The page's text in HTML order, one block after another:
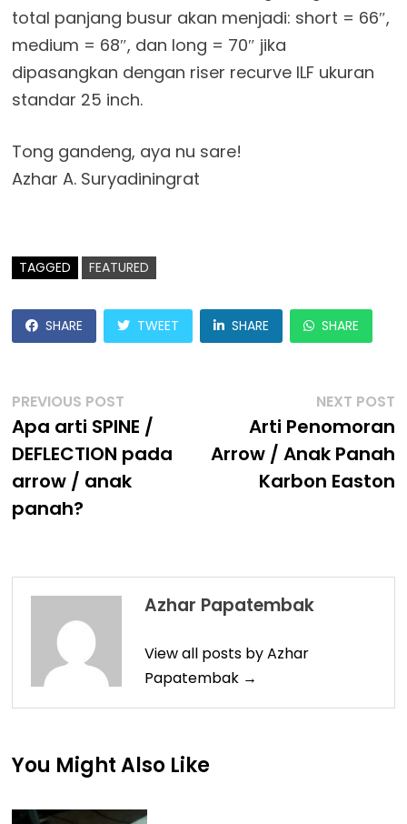
total panjang busur akan menjadi: short = 66″,
medium = 68″, dan long = 70″ jika
dipasangkan dengan riser recurve ILF ukuran
standar 25 inch.
Tong gandeng, aya nu sare!
Azhar A. Suryadiningrat
TAGGED FEATURED
SHARE TWEET SHARE SHARE
Post
Navigation
PREVIOUS POST
post:
Apa arti SPINE /
DEFLECTION pada
arrow / anak
panah?
NEXT POST
Arti Penomoran
Arrow / Anak Panah
Karbon Easton
Azhar Papatembak
View all posts by Azhar
Papatembak →
You Might Also Like